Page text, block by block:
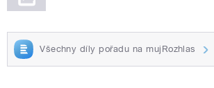
Všechny díly pořadu na mujRozhlas